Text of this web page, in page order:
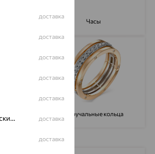
Часы
Обручальные кольца
доставка
доставка
доставка
доставка
доставка
Апастово, Апастовский район доставка
доставка